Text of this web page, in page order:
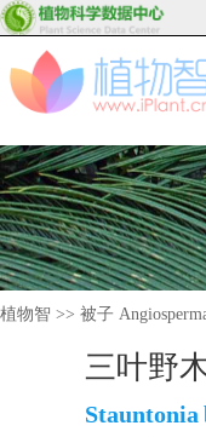
植物智 >> 被子
三叶野
Stauntonia